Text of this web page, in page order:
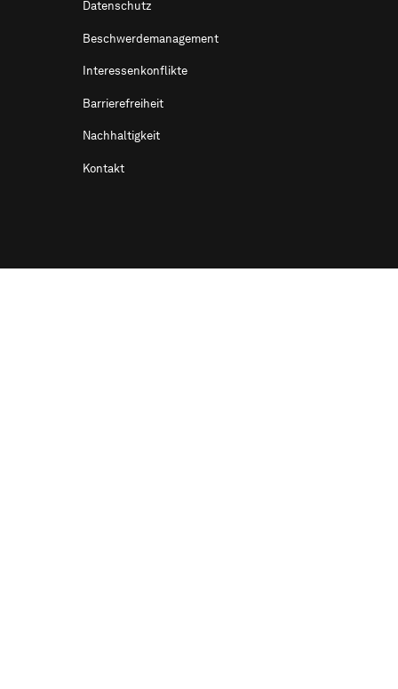
Datenschutz
Beschwerdemanagement
Interessenkonflikte
Barrierefreiheit
Nachhaltigkeit
Kontakt